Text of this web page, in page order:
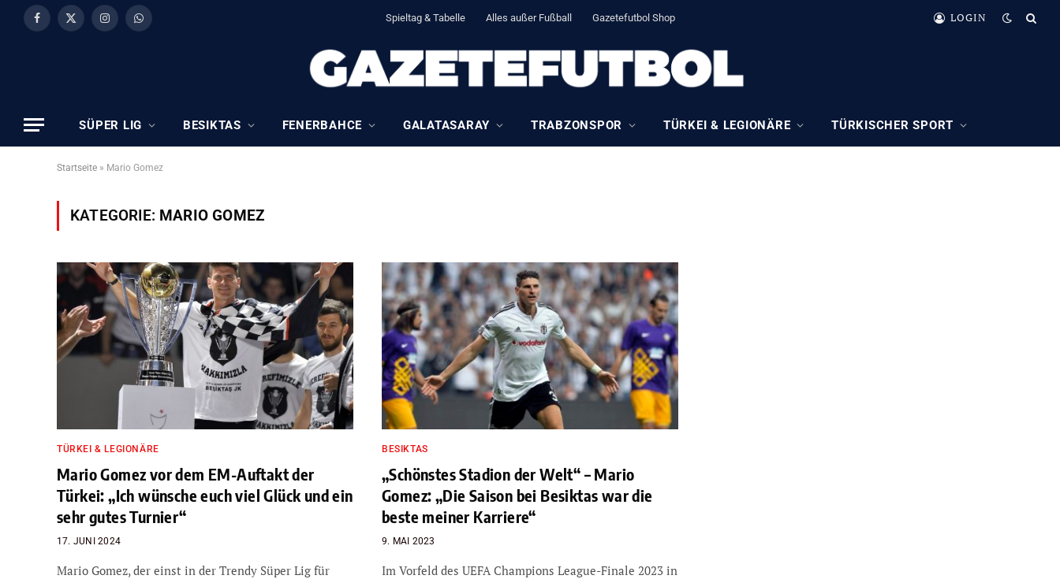
Facebook
X
InstagramWhatsApp Spieltag & Tabelle Alles außer Fußball Gazetefutbol Shop LOGIN
SÜPER LIG BESIKTAS FENERBAHCE GALATASARAY TRABZONSPOR TÜRKEI & LEGIONÄRE TÜRKISCHER SPORT
Startseite » Mario Gomez
KATEGORIE: MARIO GOMEZ
TÜRKEI & LEGIONÄRE
Mario Gomez vor dem EM-Auftakt der
Türkei: „Ich wünsche euch viel Glück und ein
sehr gutes Turnier“
17. JUNI 2024
Mario Gomez, der einst in der Trendy Süper Lig für
BESIKTAS
„Schönstes Stadion der Welt“ – Mario
Gomez: „Die Saison bei Besiktas war die
beste meiner Karriere“
9. MAI 2023
Im Vorfeld des UEFA Champions League-Finale 2023 in